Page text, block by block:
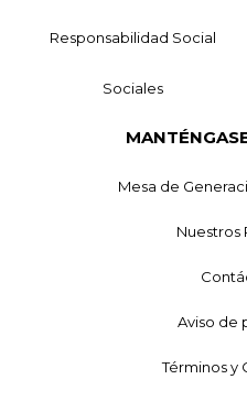
Responsabilidad Social
Sociales
Mesa de
Nuestros
Aviso de
Términos y